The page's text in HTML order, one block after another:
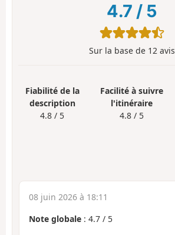
4.7 / 5
Sur la base de 12 avis
Fiabilité de la
description
4.8 / 5
Facilité à suivre
l'itinéraire
4.8 / 5
08 juin 2026 à 18:11
Note globale : 4.7 / 5